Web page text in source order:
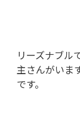
リーズナブル
主さんがいま
です。